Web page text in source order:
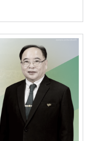
ระพิธีธรรมสวดพระ
สิตมหาปราสาท
คมพระศพสมเด็จ
ทิราเทพยวดี กรมหลวง
ะที่นั่งพิมานรัตยา
งนี้ นับเป็นพระ
คณะผู้บริหาร
ร มหาวิทยาลัยแม่โจ้ที่ได้
ลัยและน้อมรำลึกในพระ